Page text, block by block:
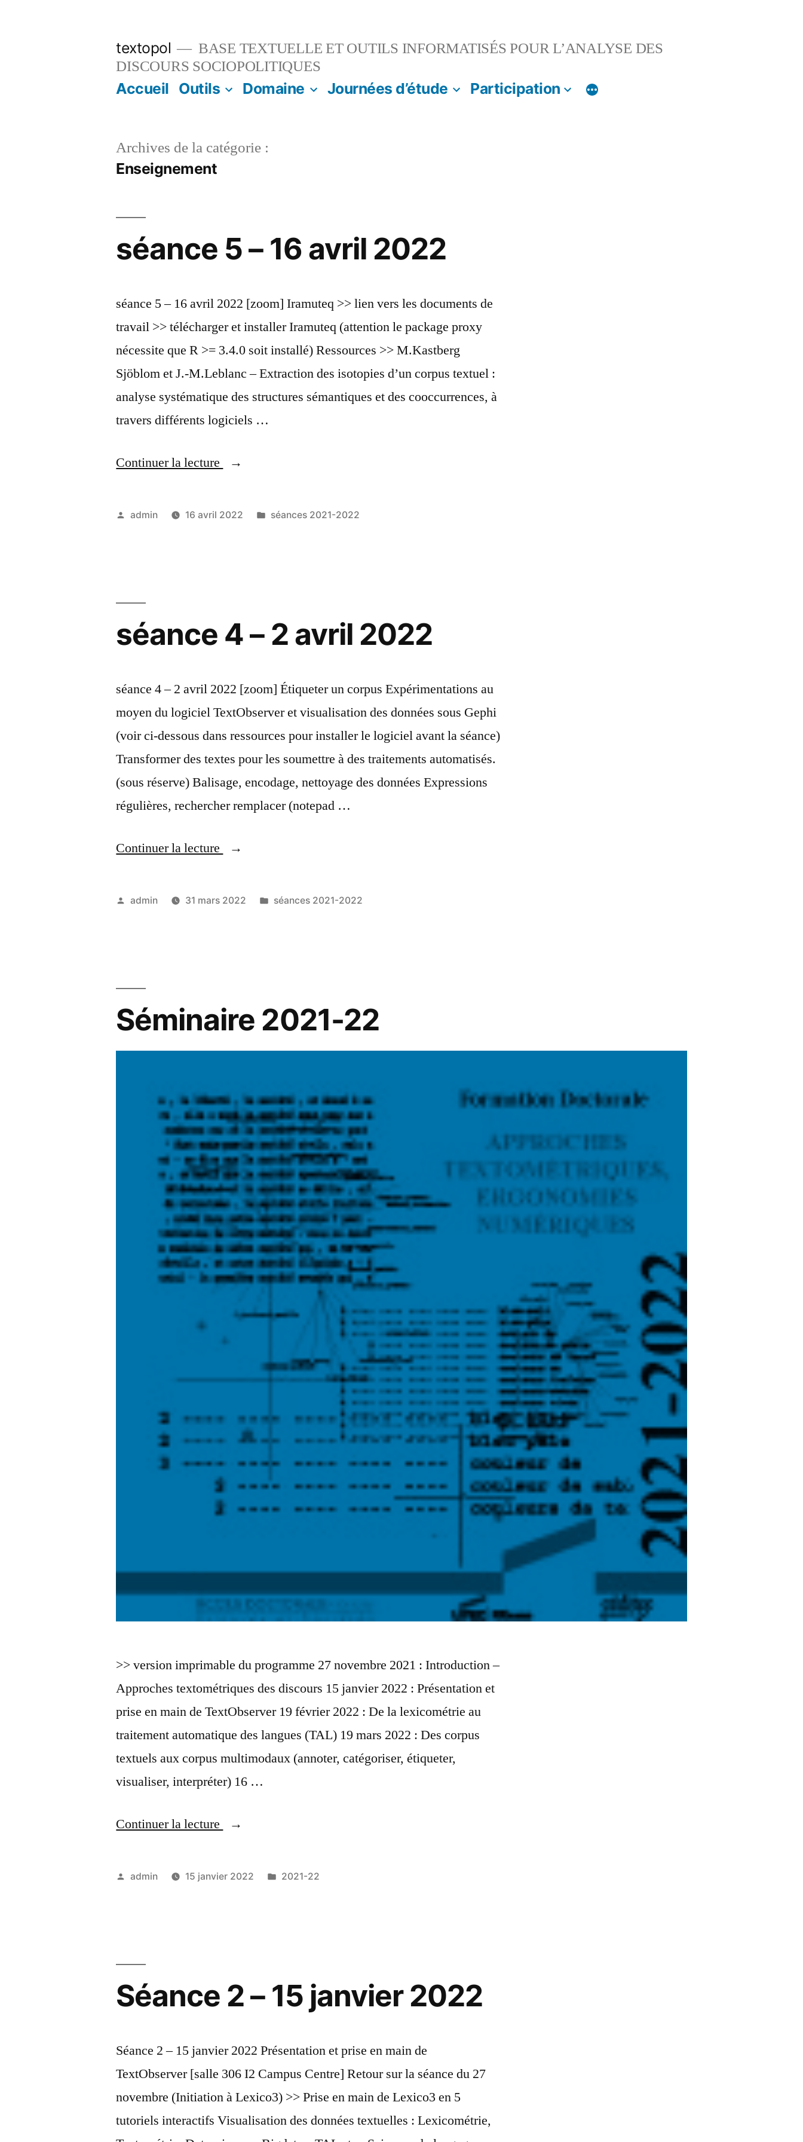
textopol
BASE TEXTUELLE ET OUTILS INFORMATISÉS POUR L’ANALYSE DES
DISCOURS SOCIOPOLITIQUES
Accueil Outils Domaine Journées d’étude Participation
Archives de la catégorie :
Enseignement
séance 5 – 16 avril 2022
séance 5 – 16 avril 2022 [zoom] Iramuteq >> lien vers les documents de
travail >> télécharger et installer Iramuteq (attention le package proxy
nécessite que R >= 3.4.0 soit installé) Ressources >> M.Kastberg
Sjöblom et J.-M.Leblanc – Extraction des isotopies d’un corpus textuel :
analyse systématique des structures sémantiques et des cooccurrences, à
travers différents logiciels …
Continuer la lecture
« séance
–
Publié
admin 16 avril 2022
Publié
séances 2021-2022
séance 4 – 2 avril 2022
séance 4 – 2 avril 2022 [zoom] Étiqueter un corpus Expérimentations au
moyen du logiciel TextObserver et visualisation des données sous Gephi
(voir ci-dessous dans ressources pour installer le logiciel avant la séance)
Transformer des textes pour les soumettre à des traitements automatisés.
(sous réserve) Balisage, encodage, nettoyage des données Expressions
régulières, rechercher remplacer (notepad …
Continuer la lecture
« séance
–
Publié
admin 31 mars 2022
Publié
séances 2021-2022
Séminaire 2021-22
>> version imprimable du programme 27 novembre 2021 : Introduction –
Approches textométriques des discours 15 janvier 2022 : Présentation et
prise en main de TextObserver 19 février 2022 : De la lexicométrie au
traitement automatique des langues (TAL) 19 mars 2022 : Des corpus
textuels aux corpus multimodaux (annoter, catégoriser, étiqueter,
visualiser, interpréter) 16 …
Continuer la lecture
« Séminaire
22 »
Publié
admin 15 janvier 2022
Publié
2021-22
Séance 2 – 15 janvier 2022
Séance 2 – 15 janvier 2022 Présentation et prise en main de
TextObserver [salle 306 I2 Campus Centre] Retour sur la séance du 27
novembre (Initiation à Lexico3) >> Prise en main de Lexico3 en 5
tutoriels interactifs Visualisation des données textuelles : Lexicométrie,